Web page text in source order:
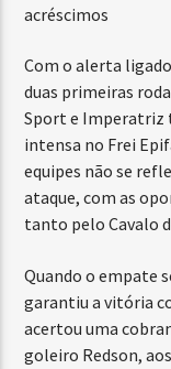
acréscimos
Com o alerta
duas primeiras
Sport e Imperatriz
intensa no Frei
equipes não se
ataque, com as
tanto pelo Cavalo
Quando o empate
garantiu a vitória
acertou uma
goleiro Redson,